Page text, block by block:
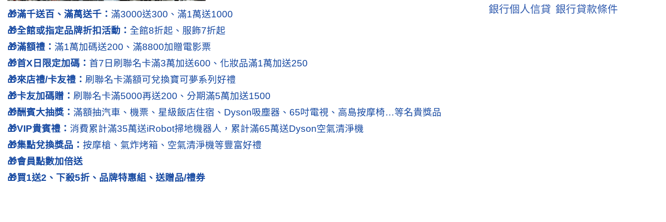
🎁滿千送百、滿萬送千： 滿3000送300、滿1萬送1000
🎁全館或指定品牌折扣活動： 全館8折起、服飾7折起
🎁滿額禮： 滿1萬加碼送200、滿8800加贈電影票
🎁首X日限定加碼： 首7日 刷聯名卡滿3萬加送600、化妝品滿1萬加送250
🎁來店禮/卡友禮： 刷聯名卡滿額可兌換寶可夢系列好禮
🎁卡友加碼贈： 刷聯名卡滿5000再送200、分期滿5萬加送1500
🎁酬賓大抽獎： 滿額抽汽車、機票、星級飯店住宿、Dyson吸塵器、 65吋電視、高島按摩椅…等名貴獎品
🎁VIP貴賓禮： 消費累計滿35萬送iRobot掃地機器人，累計滿65萬送Dyson空氣清淨機
🎁集點兌換獎品： 按摩槍、氣炸烤箱、空氣清淨機等豐富好禮
🎁會員點數加倍送
🎁買1送2、下殺5折、品牌特惠組、送贈品/禮券
銀行個人信貸 銀行貸款條件